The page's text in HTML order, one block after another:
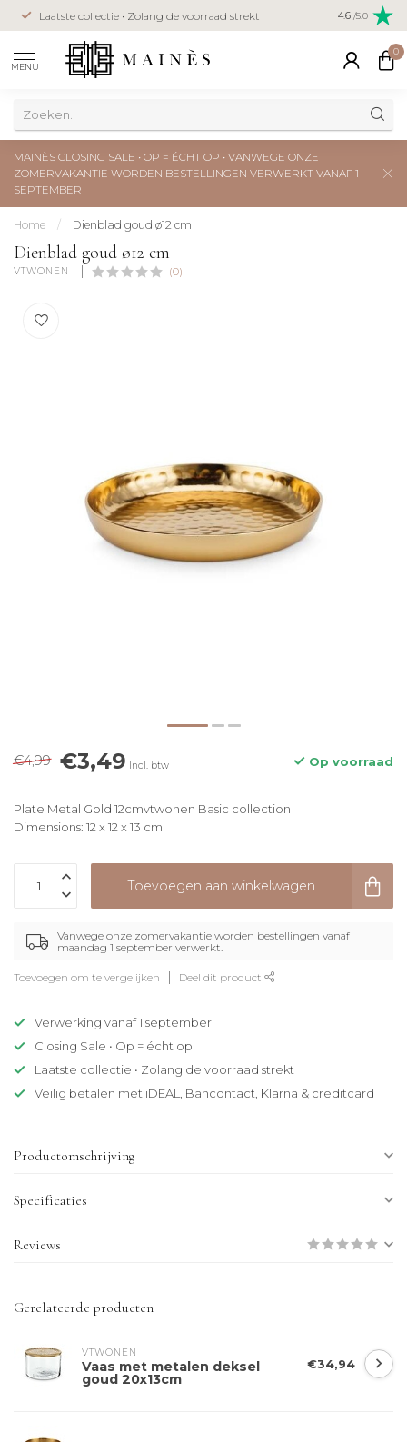
Laatste collectie • Zolang de voorraad strekt Veilig
creditcard
4.6 /5.0
MENU
0
MAINÈS CLOSING SALE • OP = ÉCHT OP • VANWEGE ONZE
ZOMERVAKANTIE WORDEN BESTELLINGEN VERWERKT VANAF 1
SEPTEMBER
Home / Dienblad goud ø12 cm
Dienblad goud ø12 cm
VTWONEN (0)
€4,99 €3,49 Incl. btw Op voorraad
Plate Metal Gold 12cmvtwonen Basic collection
Dimensions: 12 x 12 x 13 cm
Toevoegen aan winkelwagen
Vanwege onze zomervakantie worden bestellingen vanaf
maandag 1 september verwerkt.
Toevoegen om te vergelijken Deel dit product
Verwerking vanaf 1 september
Closing Sale • Op = écht op
Laatste collectie • Zolang de voorraad strekt
Veilig betalen met iDEAL, Bancontact, Klarna & creditcard
Productomschrijving
Specificaties
Reviews
Gerelateerde producten
VTWONEN
Vaas met metalen deksel
goud 20x13cm
€34,94